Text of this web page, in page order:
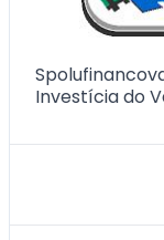
Investícia do